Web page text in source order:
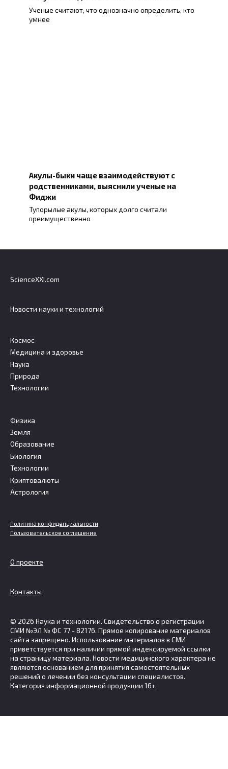
Ученые считают, что однозначно определить, кто
умнее
Акулы-быки чаще взаимодействуют с
родственниками, выяснили ученые на
Фиджи
Тупорылые акулы, которых долго считали
преимущественно
ScienceXXI.com
Новости науки и технологий
Космос
Медицина и здоровье
Наука
Природа
Технологии
Физика
Земля
Образование
Биология
Технологии
Криптовалюты
Астрология
Политика конфиденциальности
Пользовательское соглашение
О проекте
Контакты
© 2026 Наука и технологии. Свидетельство о регистрации
СМИ №ЭЛ № ФС 77 - 82176. Прямое копирование материалов
сайта запрещено. Использование материалов в СМИ
приветствуется при наличии прямой индексируемой ссылки
на страницу материала. Новости медицинского характера не
являются основанием для принятия самостоятельных
решений о лечении без консультации специалистов.
Категория информационной продукции 16+.